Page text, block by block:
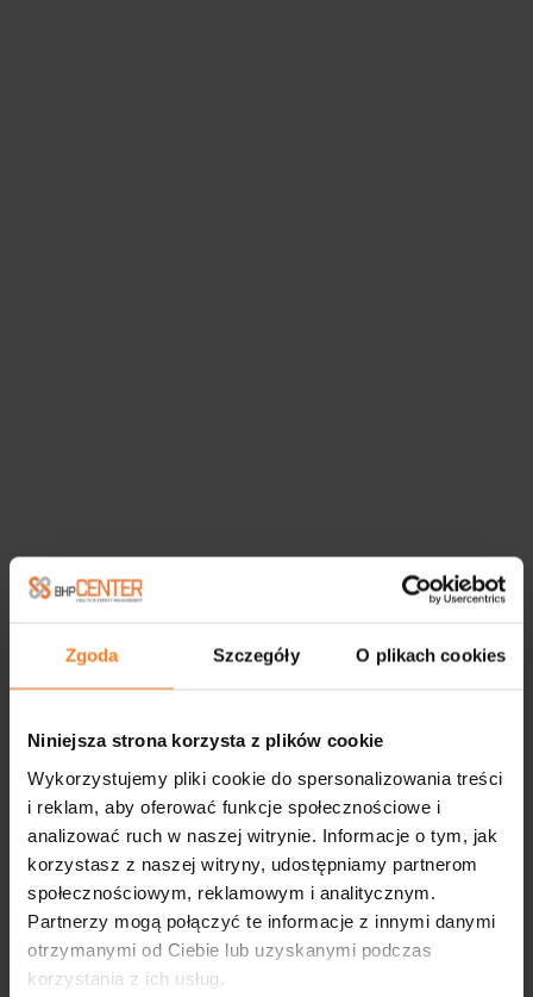
Zgoda Szczegóły O plikach cookies
Niniejsza strona korzysta z plików cookie
Wykorzystujemy pliki cookie do spersonalizowania treści
i reklam, aby oferować funkcje społecznościowe i
analizować ruch w naszej witrynie. Informacje o tym, jak
korzystasz z naszej witryny, udostępniamy partnerom
społecznościowym, reklamowym i analitycznym.
Partnerzy mogą połączyć te informacje z innymi danymi
otrzymanymi od Ciebie lub uzyskanymi podczas
korzystania z ich usług.